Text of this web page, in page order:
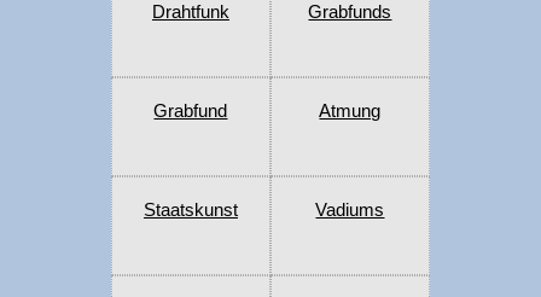
Drahtfunk Grabfunds
Grabfund Atmung
Staatskunst Vadiums